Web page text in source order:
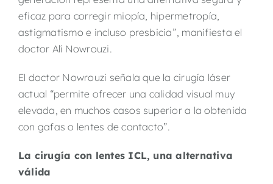
eficaz para corregir miopía, hipermetropía,
astigmatismo e incluso presbicia”, manifiesta el
doctor Alí Nowrouzi.
El doctor Nowrouzi señala que la cirugía láser
actual “permite ofrecer una calidad visual muy
elevada, en muchos casos superior a la obtenida
con gafas o lentes de contacto”.
La cirugía con lentes ICL, una alternativa
válida